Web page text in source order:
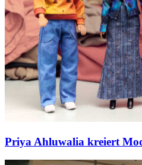
Priya Ahluwalia kreiert